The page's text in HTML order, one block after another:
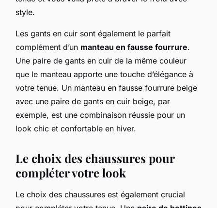
style.
Les gants en cuir sont également le parfait
complément d’un manteau en fausse fourrure.
Une paire de gants en cuir de la même couleur
que le manteau apporte une touche d’élégance à
votre tenue. Un manteau en fausse fourrure beige
avec une paire de gants en cuir beige, par
exemple, est une combinaison réussie pour un
look chic et confortable en hiver.
Le choix des chaussures pour
compléter votre look
Le choix des chaussures est également crucial